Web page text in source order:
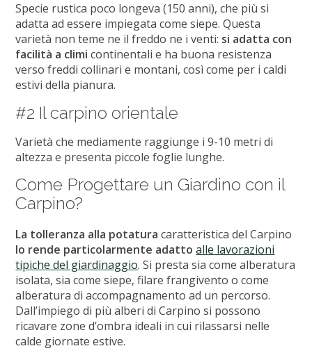
Specie rustica poco longeva (150 anni), che più si
adatta ad essere impiegata come siepe. Questa
varietà non teme ne il freddo ne i venti: si adatta con
facilità a climi continentali e ha buona resistenza
verso freddi collinari e montani, così come per i caldi
estivi della pianura.
#2 Il carpino orientale
Varietà che mediamente raggiunge i 9-10 metri di
altezza e presenta piccole foglie lunghe.
Come Progettare un Giardino con il
Carpino?
La tolleranza alla potatura caratteristica del Carpino
lo rende particolarmente adattoalle lavorazioni
tipiche del giardinaggio. Si presta sia come alberatura
isolata, sia come siepe, filare frangivento o come
alberatura di accompagnamento ad un percorso.
Dall’impiego di più alberi di Carpino si possono
ricavare zone d’ombra ideali in cui rilassarsi nelle
calde giornate estive.